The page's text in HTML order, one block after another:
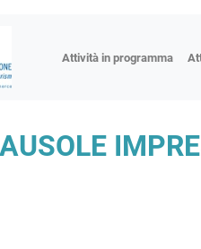
Attività in programma